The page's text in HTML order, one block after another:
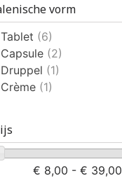
vorm
Tablet (6)
Capsule (2)
Druppel (1)
Crème (1)
€ 8,00 - € 39,00